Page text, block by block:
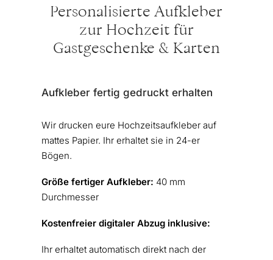
Personalisierte Aufkleber
zur Hochzeit für
Gastgeschenke & Karten
Aufkleber fertig gedruckt erhalten
Wir drucken eure Hochzeitsaufkleber auf
mattes Papier. Ihr erhaltet sie in 24-er
Bögen.
Größe fertiger Aufkleber: 40 mm
Durchmesser
Kostenfreier digitaler Abzug inklusive:
Ihr erhaltet automatisch direkt nach der